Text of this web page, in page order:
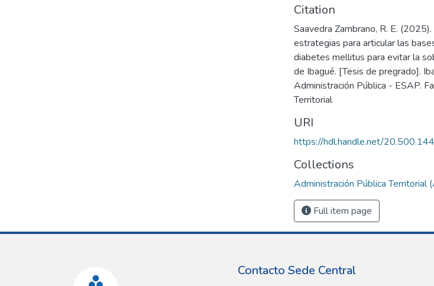
Citation
Saavedra Zambrano, R. E.
estrategias para articular las
diabetes mellitus para evitar la
de Ibagué. [Tesis de pregrado].
Administración Pública - ESAP.
Territorial
URI
https://hdl.handle.net/
Collections
Administración Pública Territorial
Full item page
Contacto Sede Central